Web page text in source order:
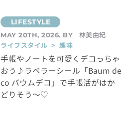
MAY 20TH, 2026. BY
林美由紀
ライフスタイル > 趣味
手帳やノートを可愛くデコっちゃ
おう♪ラベラーシール「Baum de
co バウムデコ」で手帳活がはか
どりそう～♡